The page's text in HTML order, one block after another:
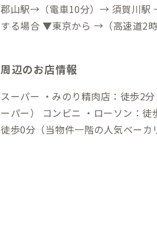
郡山駅→（電車10分）→ 須賀川駅 →（徒歩約22分）→到着 自動車でアクセス
する場合 ▼東京から →（高速道2
周辺のお店情報
スーパー ・みのり精肉店：徒歩2
ーパー） コンビニ ・ローソン：徒歩2分 飲食店 ・ベーカリーアンジュール：
徒歩0分（当物件一階の人気ベー
パンのサンドイッチ屋） ・四季